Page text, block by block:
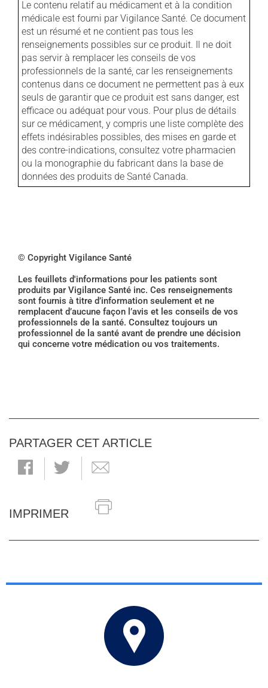
Le contenu relatif au médicament et à la condition
médicale est fourni par Vigilance Santé. Ce document
est un résumé et ne contient pas tous les
renseignements possibles sur ce produit. Il ne doit
pas servir à remplacer les conseils de vos
professionnels de la santé, car les renseignements
contenus dans ce document ne permettent pas à eux
seuls de garantir que ce produit est sans danger, est
efficace ou adéquat pour vous. Pour plus de détails
sur ce médicament, y compris une liste complète des
effets indésirables possibles, des mises en garde et
des contre-indications, consultez votre pharmacien
ou la monographie du fabricant dans la base de
données des produits de Santé Canada.
© Copyright Vigilance Santé
Les feuillets d'informations pour les patients sont
produits par Vigilance Santé inc. Ces renseignements
sont fournis à titre d’information seulement et ne
remplacent d’aucune façon l’avis et les conseils de vos
professionnels de la santé. Consultez toujours un
professionnel de la santé avant de prendre une décision
qui concerne votre médication ou vos traitements.
PARTAGER CET ARTICLE
IMPRIMER